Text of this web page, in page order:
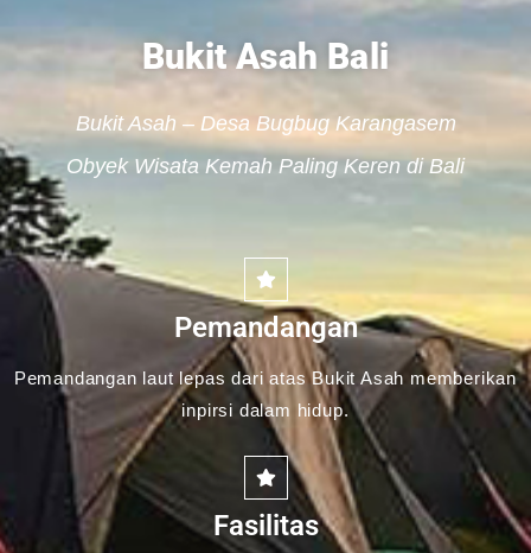
Bukit Asah Bali
Bukit Asah – Desa Bugbug Karangasem
Obyek Wisata Kemah Paling Keren di Bali
Pemandangan
Pemandangan laut lepas dari atas Bukit Asah memberikan
inpirsi dalam hidup.
Fasilitas